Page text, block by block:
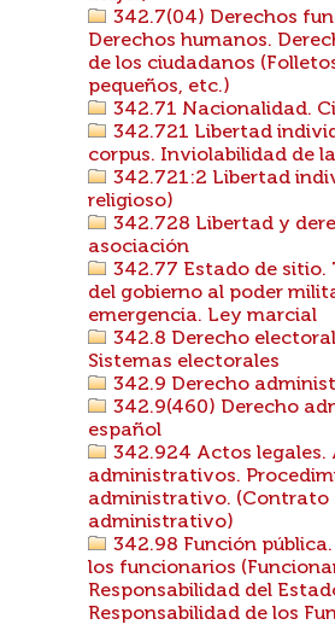
342.7(04) Derechos
Derechos humanos.
de los ciudadanos
pequeños, etc.)
342.71 Nacionalidad.
342.721 Libertad
corpus. Inviolabilidad de
342.721:2 Libertad
religioso)
342.728 Libertad y
asociación
342.77 Estado de sitio.
del gobierno al poder
emergencia. Ley marcial
342.8 Derecho
Sistemas electorales
342.9 Derecho
342.9(460) Derecho
español
342.924 Actos legales.
administrativos.
administrativo. (Contrato
administrativo)
342.98 Función
los funcionarios
Responsabilidad del
Responsabilidad de los